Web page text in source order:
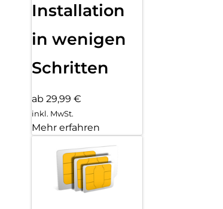
Installation
in wenigen
Schritten
ab 29,99 €
inkl. MwSt.
Mehr erfahren